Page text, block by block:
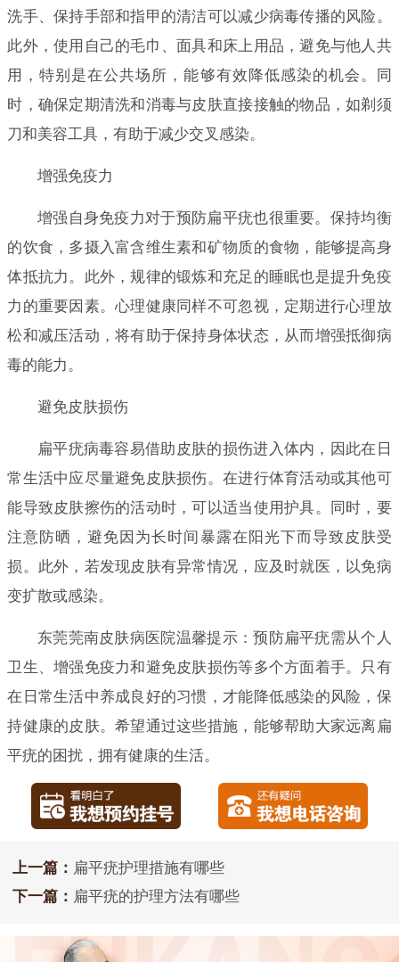
洗手、保持手部和指甲的清洁可以减少病毒传播的风险。
此外，使用自己的毛巾、面具和床上用品，避免与他人共
用，特别是在公共场所，能够有效降低感染的机会。同
时，确保定期清洗和消毒与皮肤直接接触的物品，如剃须
刀和美容工具，有助于减少交叉感染。
增强免疫力
增强自身免疫力对于预防扁平疣也很重要。保持均衡
的饮食，多摄入富含维生素和矿物质的食物，能够提高身
体抵抗力。此外，规律的锻炼和充足的睡眠也是提升免疫
力的重要因素。心理健康同样不可忽视，定期进行心理放
松和减压活动，将有助于保持身体状态，从而增强抵御病
毒的能力。
避免皮肤损伤
扁平疣病毒容易借助皮肤的损伤进入体内，因此在日
常生活中应尽量避免皮肤损伤。在进行体育活动或其他可
能导致皮肤擦伤的活动时，可以适当使用护具。同时，要
注意防晒，避免因为长时间暴露在阳光下而导致皮肤受
损。此外，若发现皮肤有异常情况，应及时就医，以免病
变扩散或感染。
东莞莞南皮肤病医院温馨提示：预防扁平疣需从个人
卫生、增强免疫力和避免皮肤损伤等多个方面着手。只有
在日常生活中养成良好的习惯，才能降低感染的风险，保
持健康的皮肤。希望通过这些措施，能够帮助大家远离扁
平疣的困扰，拥有健康的生活。
上一篇： 扁平疣护理措施有哪些
下一篇： 扁平疣的护理方法有哪些